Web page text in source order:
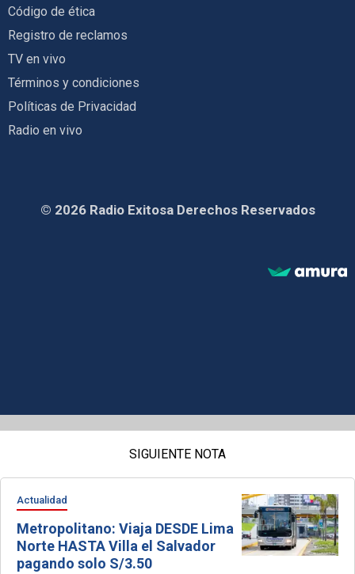
Código de ética
Registro de reclamos
TV en vivo
Términos y condiciones
Políticas de Privacidad
Radio en vivo
© 2026 Radio Exitosa Derechos Reservados
SIGUIENTE NOTA
Actualidad
Metropolitano: Viaja DESDE Lima
Norte HASTA Villa el Salvador
pagando solo S/3.50